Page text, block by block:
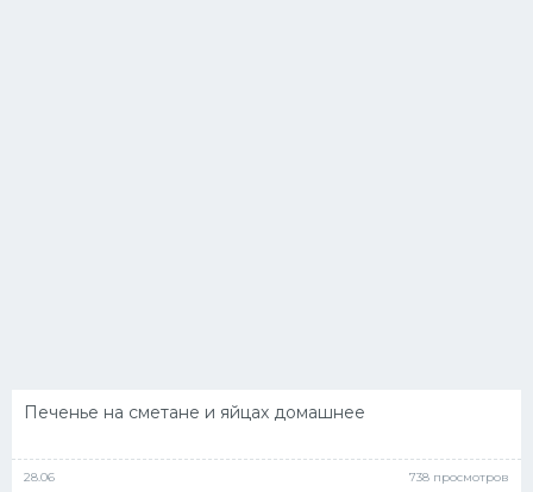
Печенье на сметане и яйцах домашнее
28.06 738 просмотров